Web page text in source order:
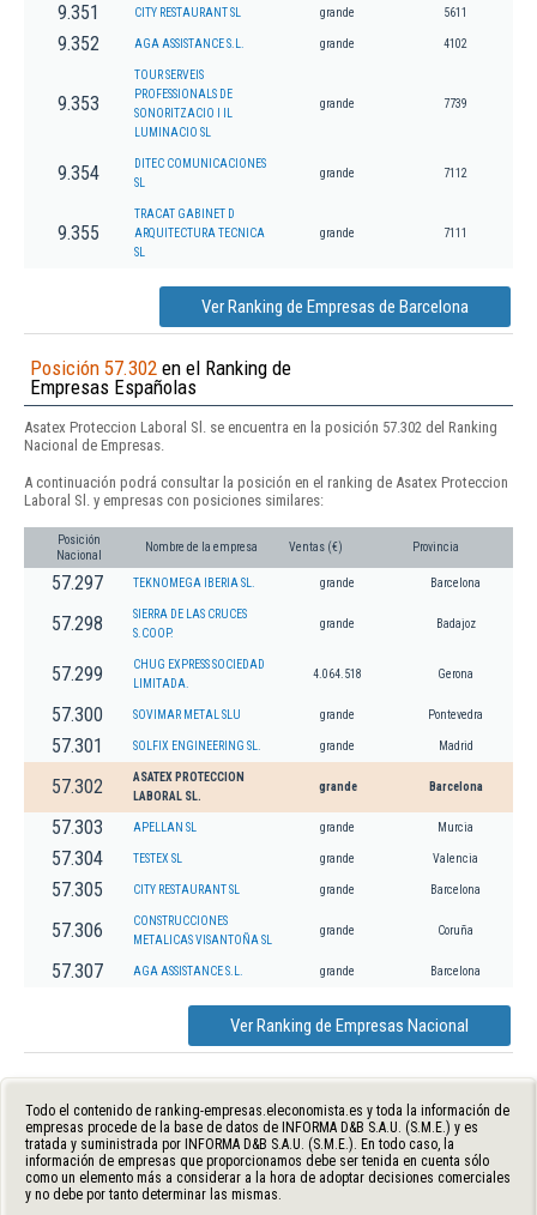
9.351 CITY RESTAURANT SL grande 5611
9.352 AGA ASSISTANCE S.L. grande 4102
9.353
TOUR SERVEIS
PROFESSIONALS DE
SONORITZACIO I IL
LUMINACIO SL
grande 7739
9.354
DITEC COMUNICACIONES
SL
grande 7112
9.355
TRACAT GABINET D
ARQUITECTURA TECNICA
SL
grande 7111
Ver Ranking de Empresas de Barcelona
Posición 57.302 en el Ranking de
Empresas Españolas
Asatex Proteccion Laboral Sl. se encuentra en la posición 57.302 del Ranking
Nacional de Empresas.
A continuación podrá consultar la posición en el ranking de Asatex Proteccion
Laboral Sl. y empresas con posiciones similares:
Posición
Nacional
Nombre de la empresa Ventas (€) Provincia
57.297 TEKNOMEGA IBERIA SL. grande Barcelona
57.298
SIERRA DE LAS CRUCES
S.COOP.
grande Badajoz
57.299
CHUG EXPRESS SOCIEDAD
LIMITADA.
4.064.518 Gerona
57.300 SOVIMAR METAL SLU grande Pontevedra
57.301 SOLFIX ENGINEERING SL. grande Madrid
57.302
ASATEX PROTECCION
LABORAL SL.
grande Barcelona
57.303 APELLAN SL grande Murcia
57.304 TESTEX SL grande Valencia
57.305 CITY RESTAURANT SL grande Barcelona
57.306
CONSTRUCCIONES
METALICAS VISANTOÑA SL
grande Coruña
57.307 AGA ASSISTANCE S.L. grande Barcelona
Ver Ranking de Empresas Nacional
Todo el contenido de ranking-empresas.eleconomista.es y toda la información de
empresas procede de la base de datos de INFORMA D&B S.A.U. (S.M.E.) y es
tratada y suministrada por INFORMA D&B S.A.U. (S.M.E.). En todo caso, la
información de empresas que proporcionamos debe ser tenida en cuenta sólo
como un elemento más a considerar a la hora de adoptar decisiones comerciales
y no debe por tanto determinar las mismas.